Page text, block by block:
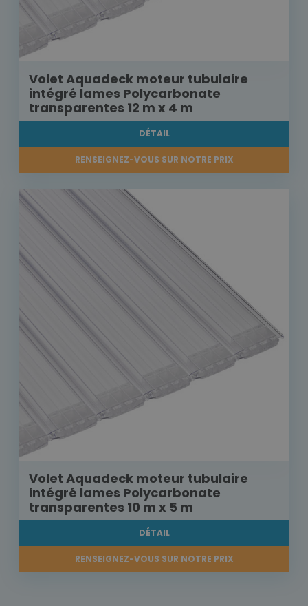
Volet Aquadeck moteur tubulaire
intégré lames Polycarbonate
transparentes 12 m x 4 m
DÉTAIL
RENSEIGNEZ-VOUS SUR NOTRE PRIX
Volet Aquadeck moteur tubulaire
intégré lames Polycarbonate
transparentes 10 m x 5 m
DÉTAIL
RENSEIGNEZ-VOUS SUR NOTRE PRIX